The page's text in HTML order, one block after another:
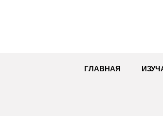
ГЛАВНАЯ